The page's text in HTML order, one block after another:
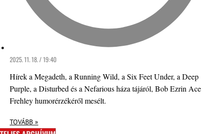
2025. 11. 18. / 19:40
Hírek a Megadeth, a Running Wild, a Six Feet Under, a Deep
Purple, a Disturbed és a Nefarious háza tájáról, Bob Ezrin Ace
Frehley humorérzékéről mesélt.
TOVÁBB »